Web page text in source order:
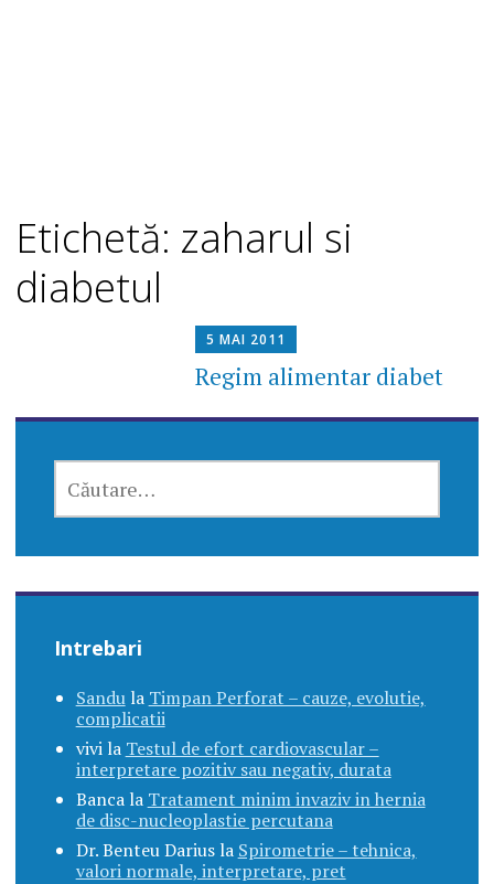
Etichetă: zaharul si
diabetul
5 MAI 2011
Regim alimentar diabet
DUPĂ:
Intrebari
Sandula Timpan Perforat – cauze, evolutie,
complicatii
vivila Testul de efort cardiovascular –
interpretare pozitiv sau negativ, durata
Bancala Tratament minim invaziv in hernia
de disc-nucleoplastie percutana
Dr. Benteu Dariusla Spirometrie – tehnica,
valori normale, interpretare, pret